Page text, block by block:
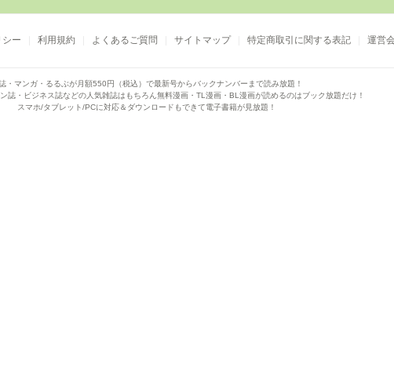
シー 利用規約 よくあるご質問 サイトマップ 特定商取引に関する表記 運営
・マンガ・るるぶが月額550円（税込）で最新号からバックナンバーまで読み放題！
誌・ビジネス誌などの人気雑誌はもちろん 無料漫画・TL漫画・BL漫画が読めるのはブック放題だけ！
スマホ/タブレット/PCに対応＆ダウンロードもできて電子書籍が見放題！